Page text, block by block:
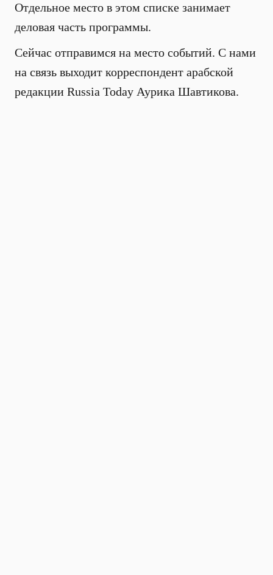
Отдельное место в этом списке занимает
деловая часть программы.
Сейчас отправимся на место событий. С нами
на связь выходит корреспондент арабской
редакции Russia Today Аурика Шавтикова.